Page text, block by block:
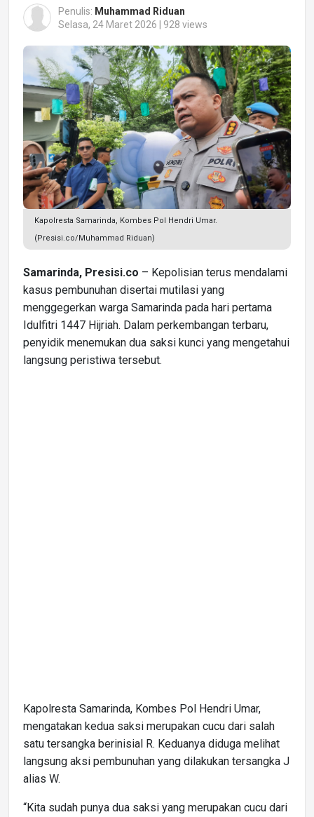
Penulis: Muhammad Riduan
Selasa, 24 Maret 2026 | 928 views
Kapolresta Samarinda, Kombes Pol Hendri Umar.
(Presisi.co/Muhammad Riduan)
Samarinda, Presisi.co – Kepolisian terus mendalami
kasus pembunuhan disertai mutilasi yang
menggegerkan warga Samarinda pada hari pertama
Idulfitri 1447 Hijriah. Dalam perkembangan terbaru,
penyidik menemukan dua saksi kunci yang mengetahui
langsung peristiwa tersebut.
Kapolresta Samarinda, Kombes Pol Hendri Umar,
mengatakan kedua saksi merupakan cucu dari salah
satu tersangka berinisial R. Keduanya diduga melihat
langsung aksi pembunuhan yang dilakukan tersangka J
alias W.
“Kita sudah punya dua saksi yang merupakan cucu dari